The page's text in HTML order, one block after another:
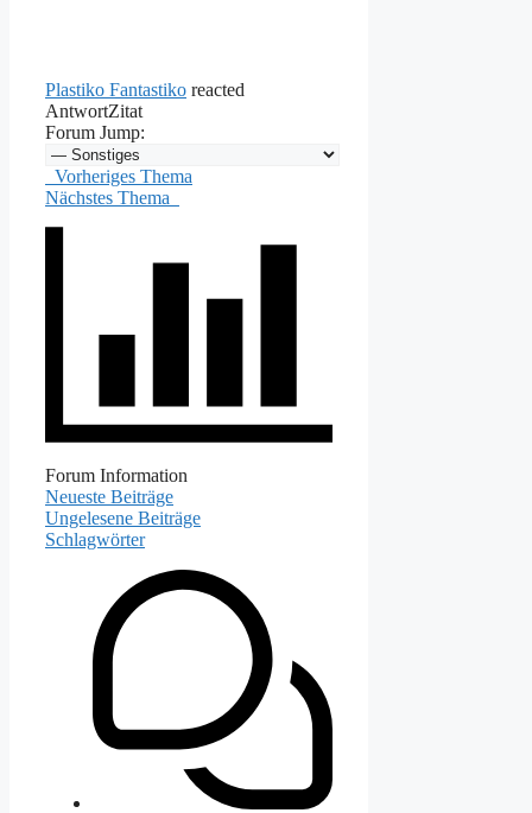
Plastiko Fantastiko reacted
AntwortZitat
Forum Jump:
Vorheriges Thema
Nächstes Thema
Forum Information
Neueste Beiträge
Ungelesene Beiträge
Schlagwörter